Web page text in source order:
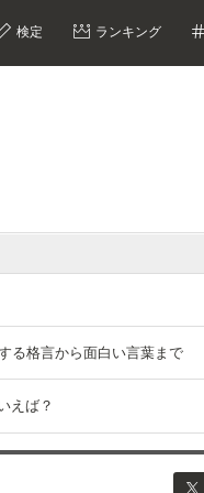
検定 ランキング
る格言から面白い言葉まで
えば？